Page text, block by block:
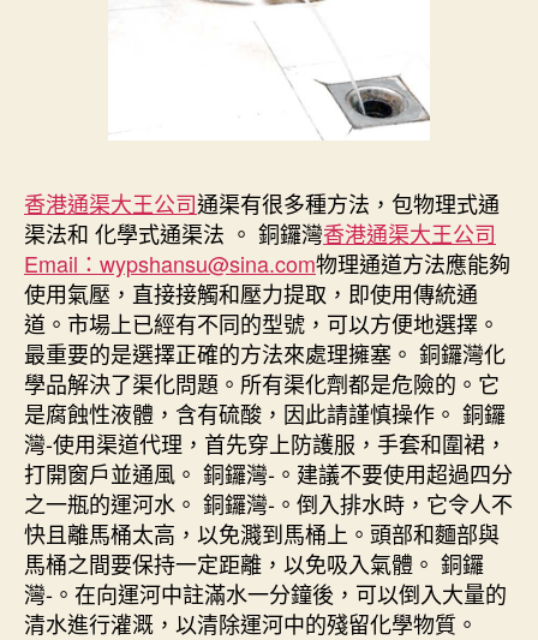
香港通渠大王公司通渠有很多種方法，包物理式通
渠法和 化學式通渠法 。 銅鑼灣香港通渠大王公司
Email：wypshansu@sina.com物理通道方法應能夠
使用氣壓，直接接觸和壓力提取，即使用傳統通
道。市場上已經有不同的型號，可以方便地選擇。
最重要的是選擇正確的方法來處理擁塞。 銅鑼灣化
學品解決了渠化問題。所有渠化劑都是危險的。它
是腐蝕性液體，含有硫酸，因此請謹慎操作。 銅鑼
灣-使用渠道代理，首先穿上防護服，手套和圍裙，
打開窗戶並通風。 銅鑼灣-。建議不要使用超過四分
之一瓶的運河水。 銅鑼灣-。倒入排水時，它令人不
快且離馬桶太高，以免濺到馬桶上。頭部和麵部與
馬桶之間要保持一定距離，以免吸入氣體。 銅鑼
灣-。在向運河中註滿水一分鐘後，可以倒入大量的
清水進行灌溉，以清除運河中的殘留化學物質。